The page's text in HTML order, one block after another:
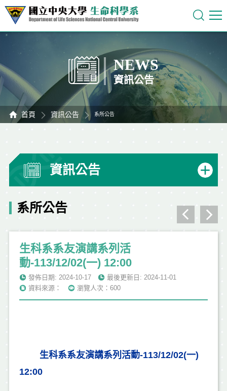
NEWS
資訊公告
首頁 資訊公告 系所公告
資訊公告
系所公告
生科系系友演講系列活
動-113/12/02(一) 12:00
發佈日期: 2024-10-17
最後更新日: 2024-11-01
資料來源：
瀏覽人次：600
生科系系友演講系列活動-113/12/02(一)
12:00